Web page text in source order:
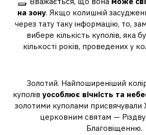
на зону. Якщо колишній
через тату таку інформацію, то,
вибере кількість куполів, яка
кількості років, проведених у
Золотий. Найпоширеніший
куполів уособлює вічність та
золотими куполами присвячували
церковним святам —
Благовіщенню.